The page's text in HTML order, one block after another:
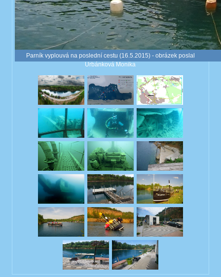
Parník vyplouvá na poslední cestu (16.5.2015) - obrázek poslal
Urbánková Monika